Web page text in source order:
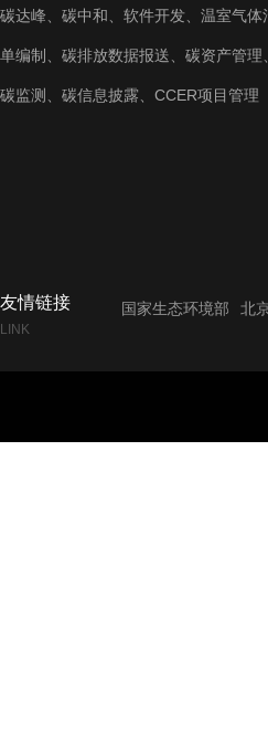
碳达峰、碳中和、软件开发、温室气体
单编制、碳排放数据报送、碳资产管理、
碳监测、碳信息披露、CCER项目管理
友情链接
LINK
国家生态环境部 北